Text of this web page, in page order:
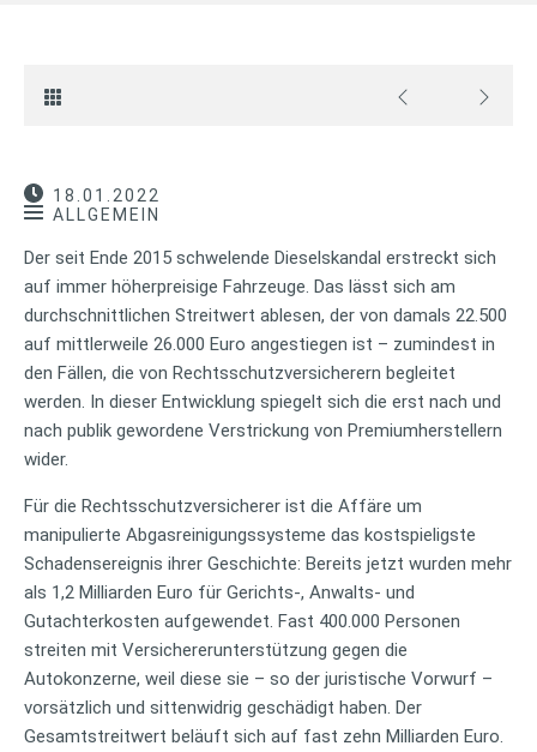
18.01.2022
ALLGEMEIN
Der seit Ende 2015 schwelende Dieselskandal erstreckt sich
auf immer höherpreisige Fahrzeuge. Das lässt sich am
durchschnittlichen Streitwert ablesen, der von damals 22.500
auf mittlerweile 26.000 Euro angestiegen ist – zumindest in
den Fällen, die von Rechtsschutzversicherern begleitet
werden. In dieser Entwicklung spiegelt sich die erst nach und
nach publik gewordene Verstrickung von Premiumherstellern
wider.
Für die Rechtsschutzversicherer ist die Affäre um
manipulierte Abgasreinigungssysteme das kostspieligste
Schadensereignis ihrer Geschichte: Bereits jetzt wurden mehr
als 1,2 Milliarden Euro für Gerichts-, Anwalts- und
Gutachterkosten aufgewendet. Fast 400.000 Personen
streiten mit Versichererunterstützung gegen die
Autokonzerne, weil diese sie – so der juristische Vorwurf –
vorsätzlich und sittenwidrig geschädigt haben. Der
Gesamtstreitwert beläuft sich auf fast zehn Milliarden Euro.